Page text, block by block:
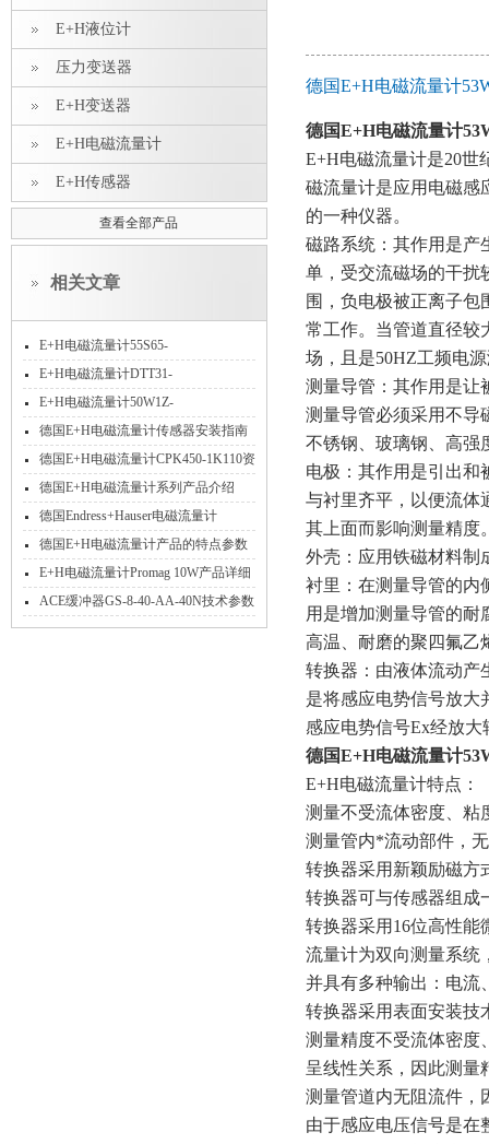
E+H液位计
压力变送器
E+H变送器
E+H电磁流量计
E+H传感器
查看全部产品
相关文章
E+H电磁流量计55S65-
EH1B1AA0ABCA系列
E+H电磁流量计DTT31-
A1C111AB2AAB性能
E+H电磁流量计50W1Z-
HC0A1AA0ABAW*
德国E+H电磁流量计传感器安装指南
德国E+H电磁流量计CPK450-1K110资
料下载
德国E+H电磁流量计系列产品介绍
德国Endress+Hauser电磁流量计
CYK10-A0101
德国E+H电磁流量计产品的特点参数
详细介绍
E+H电磁流量计Promag 10W产品详细
介绍
ACE缓冲器GS-8-40-AA-40N技术参数
德国E+H电磁流量计
德国E+H电磁流量计
E+H电磁流量计是20世
磁流量计是应用电磁感
的一种仪器。
磁路系统：其作用是产
单，受交流磁场的干扰
围，负电极被正离子包
常工作。当管道直径较
场，且是50HZ工频电
测量导管：其作用是让
测量导管必须采用不导
不锈钢、玻璃钢、高强
电极：其作用是引出和
与衬里齐平，以便流体
其上面而影响测量精度
外壳：应用铁磁材料制
衬里：在测量导管的内
用是增加测量导管的耐
高温、耐磨的聚四氟乙
转换器：由液体流动产
是将感应电势信号放大
感应电势信号Ex经放
德国E+H电磁流量计
E+H电磁流量计特点：
测量不受流体密度、粘
测量管内*流动部件，
转换器采用新颖励磁方
转换器可与传感器组成
转换器采用16位高性能
流量计为双向测量系统
并具有多种输出：电流
转换器采用表面安装技
测量精度不受流体密度
呈线性关系，因此测量
测量管道内无阻流件，
由于感应电压信号是在